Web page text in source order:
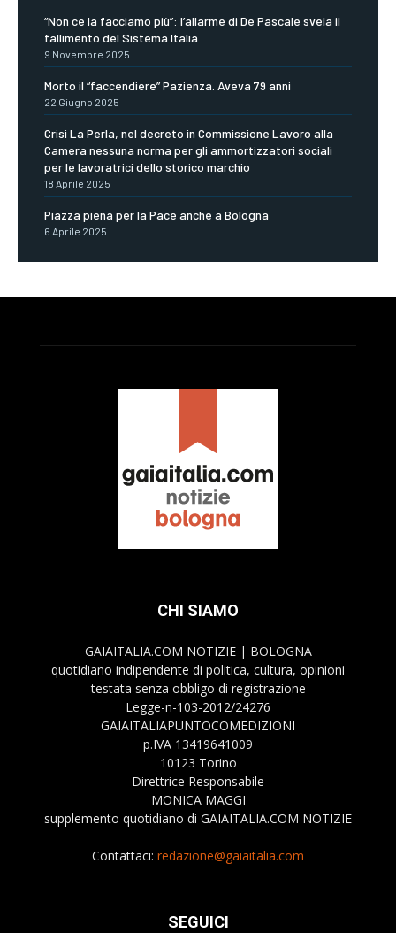
“Non ce la facciamo più”: l’allarme di De Pascale svela il
fallimento del Sistema Italia
9 Novembre 2025
Morto il “faccendiere” Pazienza. Aveva 79 anni
22 Giugno 2025
Crisi La Perla, nel decreto in Commissione Lavoro alla
Camera nessuna norma per gli ammortizzatori sociali
per le lavoratrici dello storico marchio
18 Aprile 2025
Piazza piena per la Pace anche a Bologna
6 Aprile 2025
CHI SIAMO
GAIAITALIA.COM NOTIZIE | BOLOGNA
quotidiano indipendente di politica, cultura, opinioni
testata senza obbligo di registrazione
Legge-n-103-2012/24276
GAIAITALIAPUNTOCOMEDIZIONI
p.IVA 13419641009
10123 Torino
Direttrice Responsabile
MONICA MAGGI
supplemento quotidiano di GAIAITALIA.COM NOTIZIE
Contattaci: redazione@gaiaitalia.com
SEGUICI